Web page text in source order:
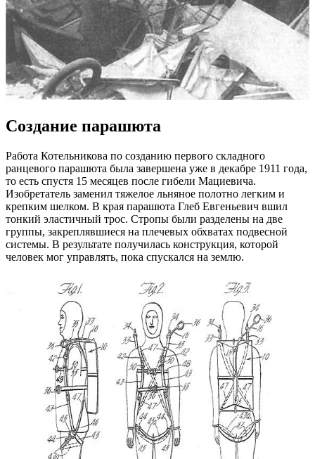
Создание парашюта
Работа Котельникова по созданию первого складного
ранцевого парашюта была завершена уже в декабре 1911 года,
то есть спустя 15 месяцев после гибели Мациевича.
Изобретатель заменил тяжелое льняное полотно легким и
крепким шелком. В края парашюта Глеб Евгеньевич вшил
тонкий эластичный трос. Стропы были разделены на две
группы, закреплявшиеся на плечевых обхватах подвесной
системы. В результате получилась конструкция, которой
человек мог управлять, пока спускался на землю.